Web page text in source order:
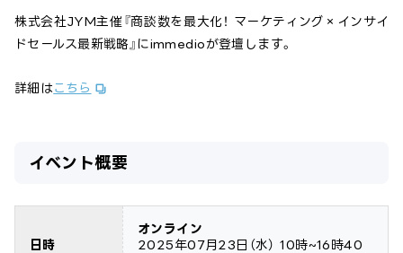
株式会社JYM主催『商談数を最大化！ マーケティング×インサイ
ドセールス最新戦略』にimmedioが登壇します。
詳細は こちら
イベント概要
日時
オンライン
2025年07月23日 （水） 10時~16時40